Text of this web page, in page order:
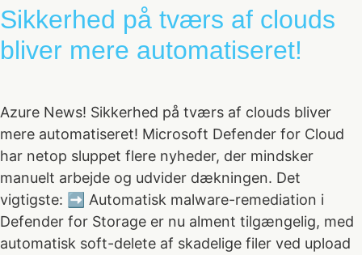
Sikkerhed på tværs af clouds
bliver mere automatiseret!
Azure News! Sikkerhed på tværs af clouds bliver
mere automatiseret! Microsoft Defender for Cloud
har netop sluppet flere nyheder, der mindsker
manuelt arbejde og udvider dækningen. Det
vigtigste: ➡️ Automatisk malware-remediation i
Defender for Storage er nu alment tilgængelig, med
automatisk soft-delete af skadelige filer ved upload